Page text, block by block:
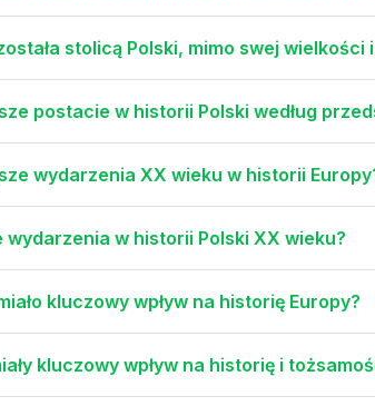
stolicą Polski, mimo swej wielkości
postacie w historii Polski według
wydarzenia XX wieku w historii
wydarzenia w historii Polski XX wieku?
kluczowy wpływ na historię Europy?
kluczowy wpływ na historię i